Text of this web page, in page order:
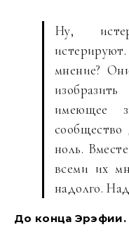
Ну,
мнение?
имеющее
ноль.
всеми их
надолго.
До конца Эрэфии.